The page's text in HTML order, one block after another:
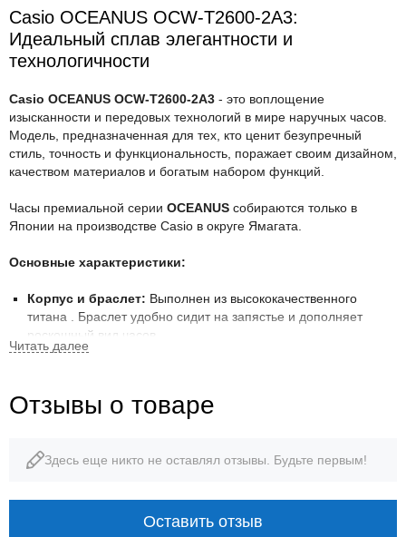
Casio OCEANUS OCW-T2600-2A3:
Идеальный сплав элегантности и
технологичности
Casio OCEANUS OCW-T2600-2A3 - это воплощение
изысканности и передовых технологий в мире наручных часов.
Модель, предназначенная для тех, кто ценит безупречный
стиль, точность и функциональность, поражает своим дизайном,
качеством материалов и богатым набором функций.
Часы премиальной серии OCEANUS собираются только в
Японии на производстве Casio в округе Ямагата.
Основные характеристики:
Корпус и браслет: Выполнен из высококачественного
титана . Браслет удобно сидит на запястье и дополняет
роскошный вид часов.
Стекло: Сапфировое стекло с антибликовым покрытием
Механизм: Кварцевый механизм с солнечной подзарядкой
избавляет от необходимости замены батареек. Запас хода
при полной зарядке - до 5 месяцев (в обычном режиме) и до
по радиосигналам (Multi Band 6) обеспечивает высочайшую
Отзывы о товаре
Здесь еще никто не оставлял отзывы. Будьте первым!
Оставить отзыв